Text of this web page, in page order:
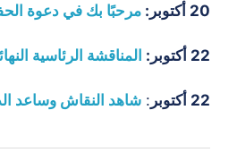
20 أكتوبر: مرحبًا بك في دعوة
22 أكتوبر: المناقشة الرئاسية
22 أكتوبر : شاهد النقاش وساعد